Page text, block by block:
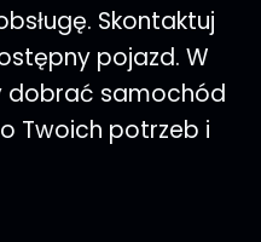
Skontaktuj
pojazd. W
dobrać samochód
Twoich potrzeb i